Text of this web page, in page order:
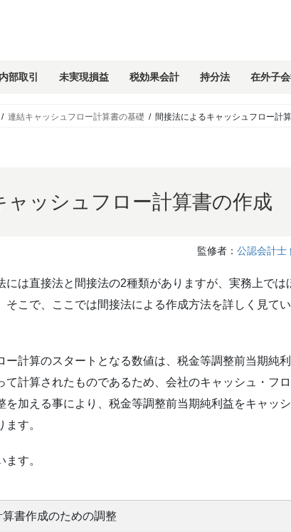
内部取引 未実現損益 税効果会計 持分法 在外子
連結キャッシュフロー計算書の基礎 間接法によるキャッシュフロー計
ャッシュフロー計算書の作成
監修者： 公認会計士
には直接法と間接法の2種類がありますが、実務上では
そこで、ここでは間接法による作成方法を詳しく見てい
ー計算のスタートとなる数値は、税金等調整前当期純
て計算されたものであるため、会社のキャッシュ・フ
加える事により、税金等調整前当期純利益をキャッ
す。
す。
書作成のための調整